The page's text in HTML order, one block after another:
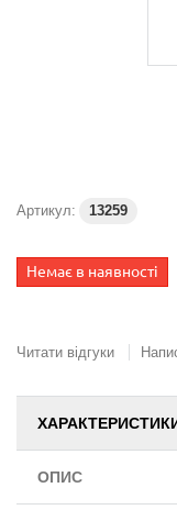
Артикул: 13259
Немає в наявності
Читати відгуки
ОПИС